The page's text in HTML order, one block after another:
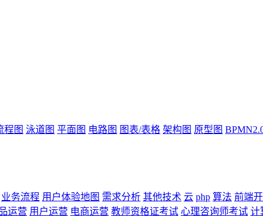
程图 泳道图 平面图 电路图 图表/表格 架构图 原型图
业务流程 用户体验地图 需求分析 其他技术 云 php 算法 前端
运营 用户运营 电商运营 教师资格证考试 心理咨询师考试 计